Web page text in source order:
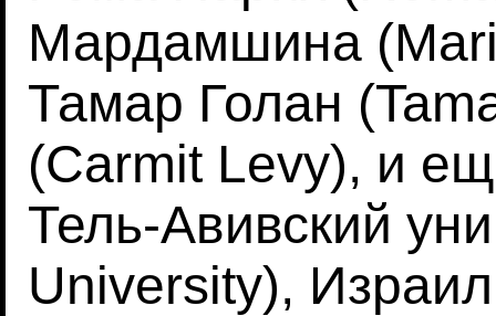
Мардамшина
Тамар Голан
(Carmit Levy), и
Тель-Авивский
University),